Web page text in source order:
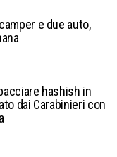
e due auto,
hashish in
dai Carabinieri con